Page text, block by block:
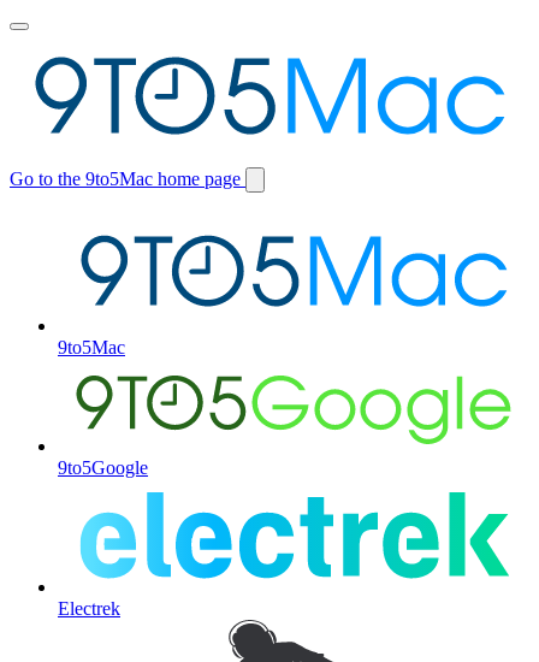
Toggle
menu
Go to the 9to5Mac home page
Switch
9to5Mac
9to5Google
Electrek